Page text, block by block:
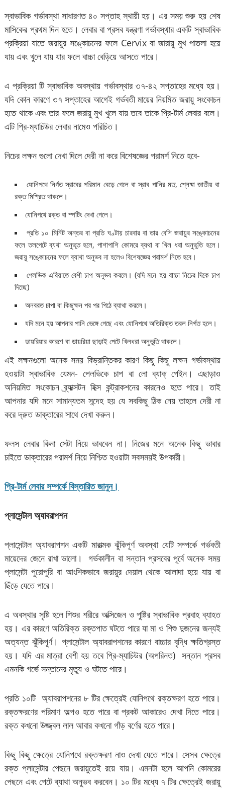
স্বাভাবিক গর্ভাবস্থা সাধারণত ৪০ সপ্তাহ স্থায়ী হয়। এর সময় শুরু হয় শেষ
মাসিকের প্রথম দিন হতে। লেবার বা প্রসব যন্ত্রণা গর্ভাবস্থার একটি স্বাভাবিক
প্রক্রিয়া যাতে জরায়ুর সঙ্কোচনের ফলে Cervix বা জারায়ু মুখ পাতলা হয়ে
যায় এবং খুলে যায় যার ফলে বাচ্চা বেড়িয়ে আসতে পারে।
এ প্রক্রিয়া টি স্বাভাবিক অবস্থায় গর্ভাবস্থার ৩৭-৪২ সপ্তাহের মধ্যে হয়।
যদি কোন কারণে ৩৭ সপ্তাহের আগেই গর্ভবতী মায়ের নিয়মিত জরায়ু সংকোচন
হতে থাকে এবং তার ফলে জরায়ু মুখ খুলে যায় তবে তাকে প্রি-টার্ম লেবার বলে।
এটি প্রি-ম্যাচিউর লেবার নামেও পরিচিত।
নিচের লক্ষন গুলো দেখা দিলে দেরী না করে বিশেষজ্ঞের পরামর্শ নিতে হবে-
যোনিপথে নির্গত স্রাবের পরিমান বেড়ে গেলে বা স্রাব পানির মত, শ্লেষ্মা জাতীয় বা
রক্ত মিশ্রিত থাকলে।
যোনিপথে রক্ত বা স্পটিং দেখা গেলে।
প্রতি ১০ মিনিট অন্তর বা প্রতি ঘণ্টায় চারবার বা তার বেশি জরায়ুর সঙ্কোচনের
ফলে তলপেটে ব্যথা অনুভূত হলে, পাশাপাশি কোমরে ব্যথা বা খিল ধরা অনুভুতি হলে।
জরায়ু সঙ্কোচনের ফলে ব্যাথা অনুভব না হলেও বিশেষজ্ঞের পরামর্শ নিতে হবে।
পেলভিক এরিয়াতে বেশী চাপ অনুভব করলে। (যদি মনে হয় বাচ্চা নিচের দিকে চাপ
দিচ্ছে)
অনবরত চাপা বা কিছুক্ষন পর পর পিঠে ব্যাথা করলে।
যদি মনে হয় আপনার পানি ভেঙ্গে গেছে এবং যোনিপথে অতিরিক্ত তরল নির্গত হলে।
ডায়রিয়ার কারণে বা ডায়রিয়া ছাড়াই পেটে খিলধরা অনুভুতি থাকলে।
এই লক্ষনগুলো অনেক সময় বিভ্রান্তিকর কারণ কিছু কিছু লক্ষন গর্ভাবস্থায়
হওয়াটা স্বাভাবিক যেমন- পেলভিকে চাপ বা লো ব্যাক্ পেইন। এছাড়াও
অনিয়মিত সংকোচন ব্র্যাক্সটন হিক্স কন্ট্রাকশনের কারনেও হতে পারে। তাই
আপনার যদি মনে সামান্যতম সন্দেহ হয় যে সবকিছু ঠিক নেয় তাহলে দেরী না
করে দ্রুত ডাক্তারের সাথে দেখা করুন।
ফলস লেবার কিনা সেটা নিয়ে ভাববেন না। নিজের মনে অনেক কিছু ভাবার
চাইতে ডাক্তারের পরামর্শ নিয়ে নিশ্চিত হওয়াটা সবসময়ই উপকারী।
প্রি-টার্ম লেবার সম্পর্কে বিস্তারিত জানুন।
প্লাসেন্টাল অ্যাবরাপশন
প্লাসেন্টাল অ্যাবরাপশন একটি মারাত্মক ঝুঁকিপূর্ণ অবস্থা যেটি সম্পর্কে গর্ভবতী
মায়েদের জেনে রাখা ভালো। গর্ভকালীন বা সন্তান প্রসবের পূর্বে অনেক সময়
প্লাসেন্টা পুরোপুরি বা আংশিকভাবে জরায়ুর দেয়াল থেকে আলাদা হয়ে যায় বা
ছিঁড়ে যেতে পারে।
এ অবস্থার সৃষ্টি হলে শিশুর শরীরে অক্সিজেন ও পুষ্টির স্বাভাবিক প্রবাহ ব্যাহত
হয়। এর কারণে অতিরিক্ত রক্তপাত ঘটতে পারে যা মা ও শিশু দুজনের জন্যই
অত্যন্ত ঝুঁকিপূর্ণ। প্লাসেন্টাল অ্যাবরাপশনের কারণে বাচ্চার বৃদ্ধি ক্ষতিগ্রস্ত
হয়। যদি এর মাত্রা বেশী হয় তবে প্রি-ম্যাচিউর (অপরিনত) সন্তান প্রসব
এমনকি গর্ভে সন্তানের মৃত্যু ও ঘটতে পারে।
প্রতি ১০টি অ্যাবরাপশনের ৮ টির ক্ষেত্রেই যোনিপথে রক্তক্ষরণ হতে পারে।
রক্তক্ষরণের পরিমাণ অল্পও হতে পারে বা প্রকট আকারেও দেখা দিতে পারে।
রক্ত কখনো উজ্জ্বল লাল আবার কখনো গাঁড় বর্ণের হতে পারে।
কিছু কিছু ক্ষেত্রে যোনিপথে রক্তক্ষরণ নাও দেখা যেতে পারে। সেসব ক্ষেত্রে
রক্ত প্লাসেন্টার পেছনে জরায়ুতেই রয়ে যায়। এমনটা হলে আপনি কোমরের
পেছনে এবং পেটে ব্যাথা অনুভব করবেন। ১০ টির মধ্যে ৭ টির ক্ষেত্রেই জরায়ু